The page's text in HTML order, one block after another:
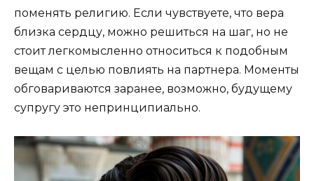
поменять религию. Если чувствуете, что вера
близка сердцу, можно решиться на шаг, но не
стоит легкомысленно относиться к подобным
вещам с целью повлиять на партнера. Моменты
обговариваются заранее, возможно, будущему
супругу это непринципиально.